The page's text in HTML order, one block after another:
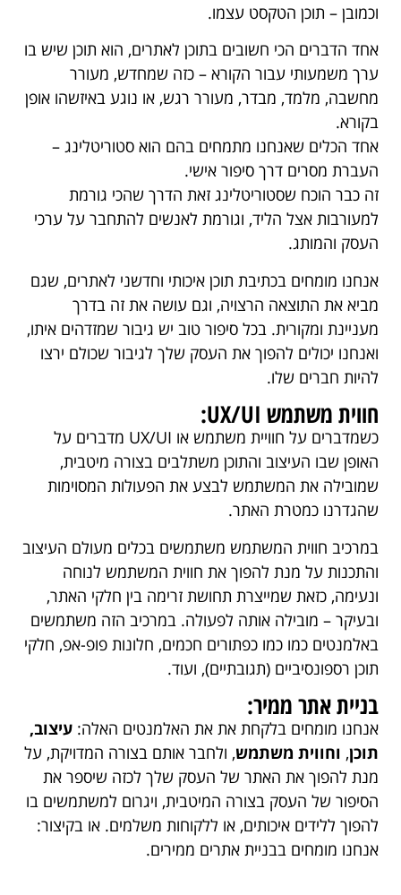
וכמובן – תוכן הטקסט עצמו.
אחד הדברים הכי חשובים בתוכן לאתרים, הוא תוכן שיש בו
ערך משמעותי עבור הקורא – כזה שמחדש, מעורר
מחשבה, מלמד, מבדר, מעורר רגש, או נוגע באיזשהו אופן
בקורא.
אחד הכלים שאנחנו מתמחים בהם הוא סטוריטלינג –
העברת מסרים דרך סיפור אישי.
זה כבר הוכח שסטוריטלינג זאת הדרך שהכי גורמת
למעורבות אצל הליד, וגורמת לאנשים להתחבר על ערכי
העסק והמותג.
אנחנו מומחים בכתיבת תוכן איכותי וחדשני לאתרים, שגם
מביא את התוצאה הרצויה, וגם עושה את זה בדרך
מעניינת ומקורית. בכל סיפור טוב יש גיבור שמזדהים איתו,
ואנחנו יכולים להפוך את העסק שלך לגיבור שכולם ירצו
להיות חברים שלו.
חווית משתמש UX/UI:
כשמדברים על חוויית משתמש או UX/UI מדברים על
האופן שבו העיצוב והתוכן משתלבים בצורה מיטבית,
שמובילה את המשתמש לבצע את הפעולות המסוימות
שהגדרנו כמטרת האתר.
במרכיב חווית המשתמש משתמשים בכלים מעולם העיצוב
והתכנות על מנת להפוך את חווית המשתמש לנוחה
ונעימה, כזאת שמייצרת תחושת זרימה בין חלקי האתר,
ובעיקר – מובילה אותה לפעולה. במרכיב הזה משתמשים
באלמנטים כמו כמו כפתורים חכמים, חלונות פופ-אפ, חלקי
תוכן רספונסיביים (תגובתיים), ועוד.
בניית אתר ממיר:
אנחנו מומחים בלקחת את את האלמנטים האלה: עיצוב,
תוכן, וחווית משתמש, ולחבר אותם בצורה המדויקת, על
מנת להפוך את האתר של העסק שלך לכזה שיספר את
הסיפור של העסק בצורה המיטבית, ויגרום למשתמשים בו
להפוך ללידים איכותים, או ללקוחות משלמים. או בקיצור:
אנחנו מומחים בבניית אתרים ממירים.